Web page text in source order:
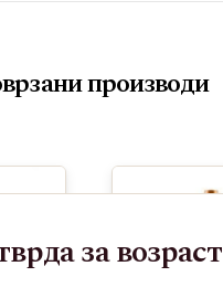
производи
за возраст